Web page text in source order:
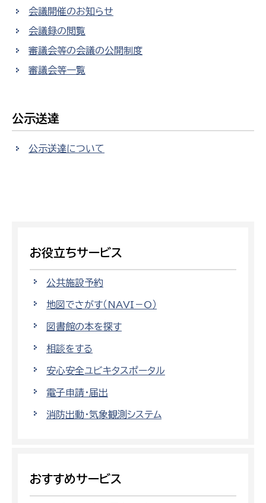
会議開催のお知らせ
会議録の閲覧
審議会等の会議の公開制度
審議会等一覧
公示送達
公示送達について
お役立ちサービス
公共施設予約
地図でさがす（NAVI－O）
図書館の本を探す
相談をする
安心安全ユビキタスポータル
電子申請・届出
消防出動・気象観測システム
おすすめサービス